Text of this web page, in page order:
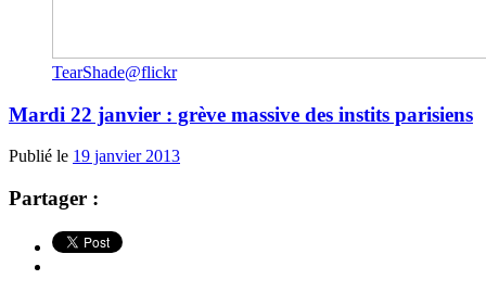
TearShade@flickr
Mardi 22 janvier : grève massive des instits parisiens
Publié le 19 janvier 2013
Partager :